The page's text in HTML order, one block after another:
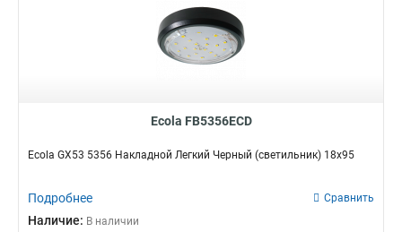
Ecola FB5356ECD
Ecola GX53 5356 Накладной Легкий Черный (светильник) 18x95
Подробнее Сравнить
Наличие: В наличии